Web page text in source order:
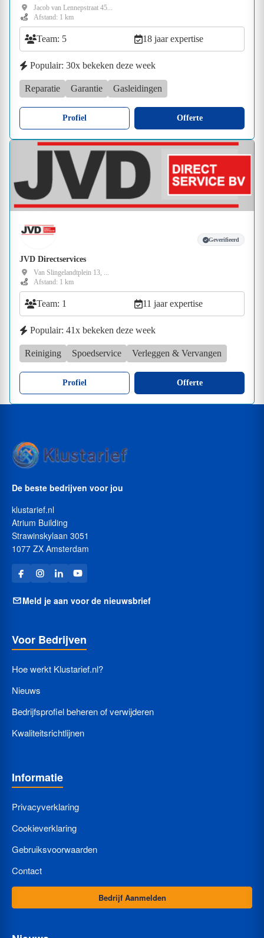
Jacob van Lennepstraat 45...
Afstand: 1 km
Team: 5 18 jaar expertise
Populair: 30x bekeken deze week
Reparatie Garantie Gasleidingen
Profiel Offerte
Geverifieerd
JVD Directservices
Van Slingelandtplein 13, ...
Afstand: 1 km
Team: 1 11 jaar expertise
Populair: 41x bekeken deze week
Reiniging Spoedservice Verleggen & Vervangen
Profiel Offerte
De beste bedrijven voor jou
klustarief.nl
Atrium Building
Strawinskylaan 3051
1077 ZX Amsterdam
Meld je aan voor de nieuwsbrief
Voor Bedrijven
Hoe werkt Klustarief.nl?
Nieuws
Bedrijfsprofiel beheren of verwijderen
Kwaliteitsrichtlijnen
Informatie
Privacyverklaring
Cookieverklaring
Gebruiksvoorwaarden
Contact
Bedrijf Aanmelden